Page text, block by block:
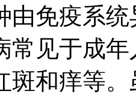
由免疫系
常见于成
斑和痒等